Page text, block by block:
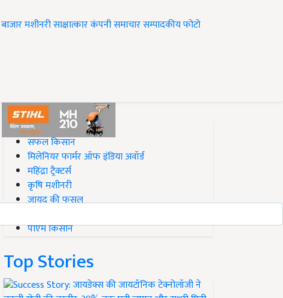
बाजारमशीनरीसाक्षात्कारकंपनी समाचारसम्पादकीयफोटो
#Top on Krishi Jagran
सफल किसान
मिलेनियर फार्मर ऑफ इंडिया अवॉर्ड
महिंद्रा ट्रैक्टर्स
कृषि मशीनरी
जायद की फसल
पीएम किसान
Top Stories